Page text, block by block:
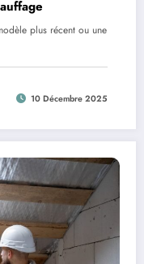
plus récent ou une
10 Décembre 2025